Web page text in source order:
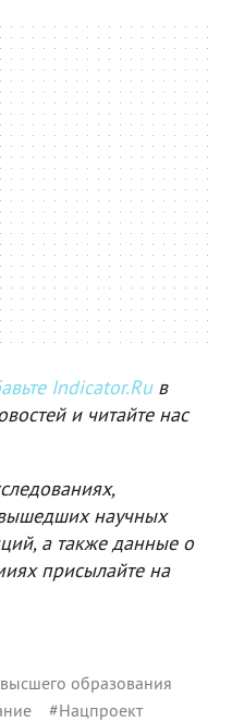
Indicator.Ruв
и читайте нас
научных
а также данные о
присылайте на
образования
#Нацпроект